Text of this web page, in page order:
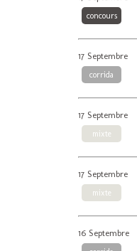
concours
17 Septembre
corrida
17 Septembre
mixte
17 Septembre
mixte
16 Septembre